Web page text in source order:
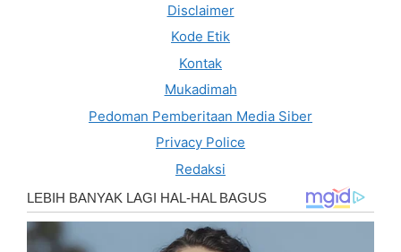
Disclaimer
Kode Etik
Kontak
Mukadimah
Pedoman Pemberitaan Media Siber
Privacy Police
Redaksi